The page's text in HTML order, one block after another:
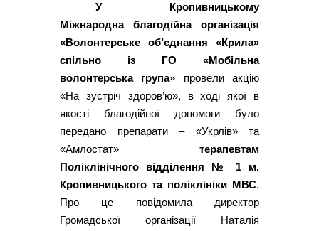
У Кропивницькому
Міжнародна благодійна організація
«Волонтерське об’єднання «Крила»
спільно із ГО «Мобільна
волонтерська група» провели акцію
«На зустріч здоров’ю», в ході якої в
якості благодійної допомоги було
передано препарати – «Укрлів» та
«Амлостат» терапевтам
Поліклінічного відділення № 1 м.
Кропивницького та поліклініки МВС.
Про це повідомила директор
Громадської організації Наталія